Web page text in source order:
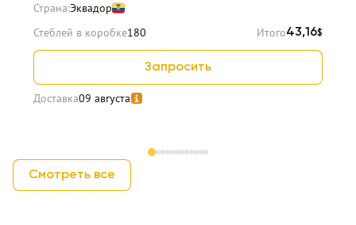
Страна:Эквадор
Стеблей в коробке180 Итого43,16$
Запросить
Доставка09 августа
Item 1 of 12
Смотреть все